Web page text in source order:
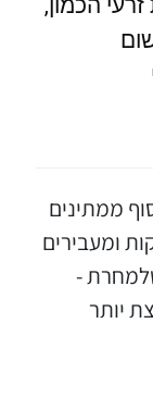
ממתינים
מחכים עוד 30 דקות ומעבירים
-
יותר